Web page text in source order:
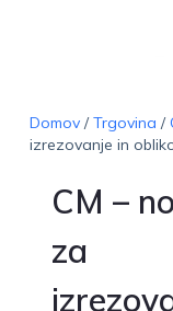
Domov/Trgovina /
izrezovanje in
CM –
za